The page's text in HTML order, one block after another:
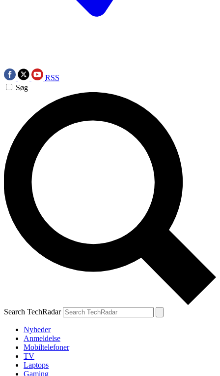
RSS
Søg
Search TechRadar
Nyheder
Anmeldelse
Mobiltelefoner
TV
Laptops
Gaming